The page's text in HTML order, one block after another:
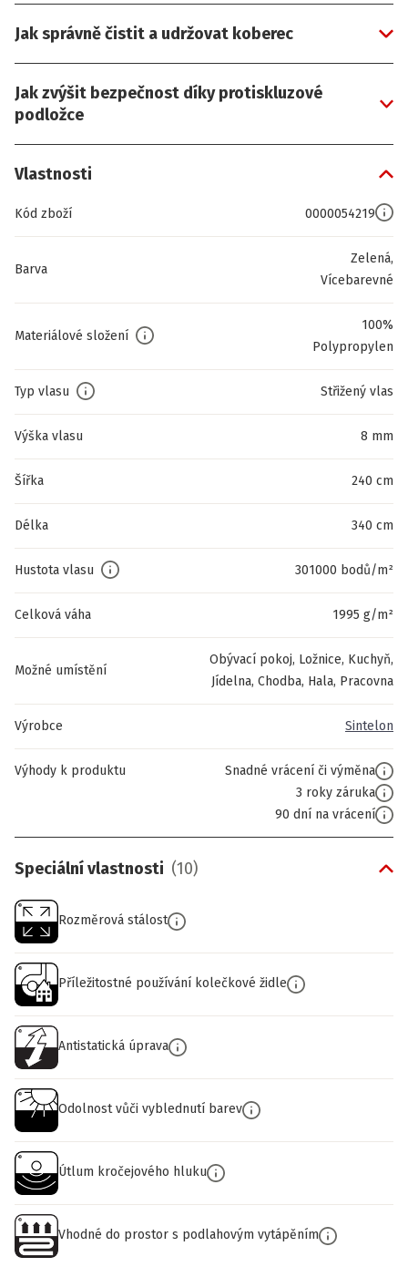
Jak správně čistit a udržovat koberec
Jak zvýšit bezpečnost díky protiskluzové
podložce
Vlastnosti
Kód zboží 0000054219
Barva
Zelená,
Vícebarevné
Materiálové složení
100%
Polypropylen
Typ vlasu Střižený vlas
Výška vlasu 8 mm
Šířka 240 cm
Délka 340 cm
Hustota vlasu 301000 bodů/m²
Celková váha 1995 g/m²
Možné umístění
Obývací pokoj, Ložnice, Kuchyň,
Jídelna, Chodba, Hala, Pracovna
Výrobce Sintelon
Výhody k produktu
Snadné vrácení či výměna
3 roky záruka
90 dní na vrácení
Speciální vlastnosti (10)
Rozměrová stálost
Příležitostné používání kolečkové židle
Antistatická úprava
Odolnost vůči vyblednutí barev
Útlum kročejového hluku
Vhodné do prostor s podlahovým vytápěním